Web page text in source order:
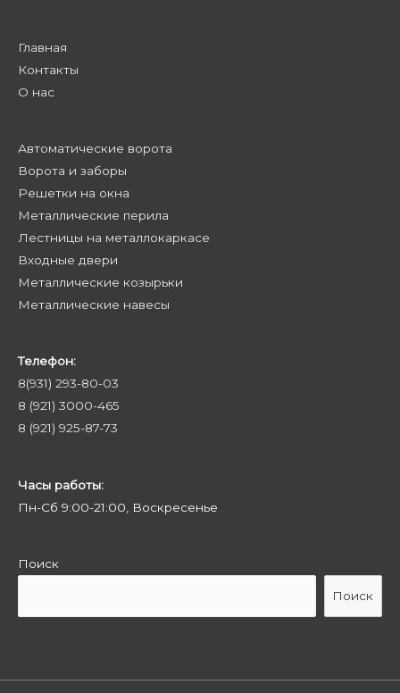
Главная
Контакты
О нас
Автоматические ворота
Ворота и заборы
Решетки на окна
Металлические перила
Лестницы на металлокаркасе
Входные двери
Металлические козырьки
Металлические навесы
Телефон:
8(931) 293-80-03
8 (921) 3000-465
8 (921) 925-87-73
Часы работы:
Пн-Сб 9:00-21:00, Воскресенье
Поиск
Поиск